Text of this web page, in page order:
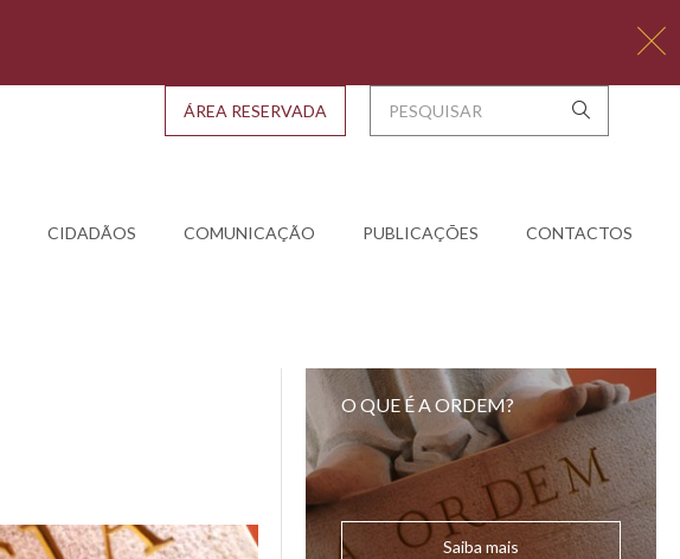
CIDADÃOS COMUNICAÇÃO PUBLICAÇÕES CONTACTOS
ÁREA RESERVADA
O QUE É A ORDEM?
Saiba mais